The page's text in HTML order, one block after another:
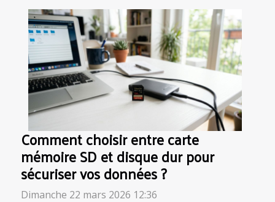
Comment choisir entre carte
mémoire SD et disque dur pour
sécuriser vos données ?
Dimanche 22 mars 2026 12:36